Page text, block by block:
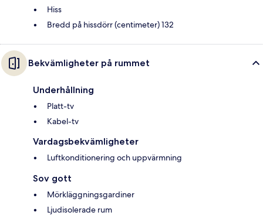
Hiss
Bredd på hissdörr (centimeter) 132
Bekvämligheter på rummet
Underhållning
Platt-tv
Kabel-tv
Vardagsbekvämligheter
Luftkonditionering och uppvärmning
Sov gott
Mörkläggningsgardiner
Ljudisolerade rum